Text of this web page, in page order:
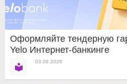
Оформляйте тендерную
Yelo Интернет-банкинге
03.08.2026